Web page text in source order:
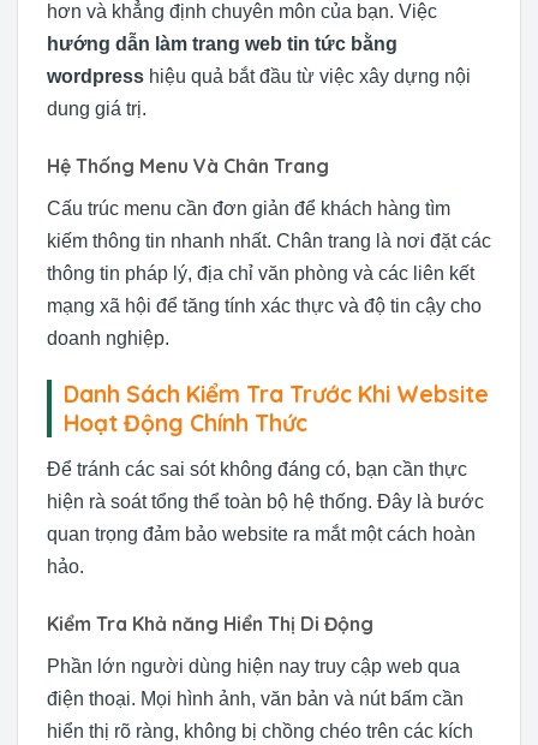
hơn và khẳng định chuyên môn của bạn. Việc
hướng dẫn làm trang web tin tức bằng
wordpress hiệu quả bắt đầu từ việc xây dựng nội
dung giá trị.
Hệ Thống Menu Và Chân Trang
Cấu trúc menu cần đơn giản để khách hàng tìm
kiếm thông tin nhanh nhất. Chân trang là nơi đặt các
thông tin pháp lý, địa chỉ văn phòng và các liên kết
mạng xã hội để tăng tính xác thực và độ tin cậy cho
doanh nghiệp.
Danh Sách Kiểm Tra Trước Khi Website
Hoạt Động Chính Thức
Để tránh các sai sót không đáng có, bạn cần thực
hiện rà soát tổng thể toàn bộ hệ thống. Đây là bước
quan trọng đảm bảo website ra mắt một cách hoàn
hảo.
Kiểm Tra Khả năng Hiển Thị Di Động
Phần lớn người dùng hiện nay truy cập web qua
điện thoại. Mọi hình ảnh, văn bản và nút bấm cần
hiển thị rõ ràng, không bị chồng chéo trên các kích